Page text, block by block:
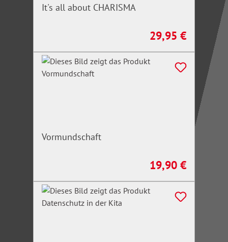
It's all about CHARISMA
Regulärer Preis:
29,95 €
Vormundschaft
Regulärer Preis:
19,90 €